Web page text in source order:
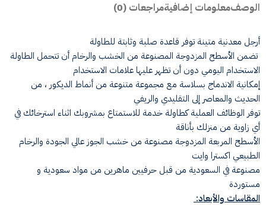
الوصفمعلومات إضافيةمراجعات (0)
أرجل معدنية متينة توفر قاعدة صلبة وثابتة للطاولة
تضمن الأسطح المزدوجة المصنوعة من الخشب والرخام أن تتحمل الطاولة
الاستخدام اليومي دون أن تظهر عليها علامات الاستخدام
إمكانية الاندماج بسلاسة مع مجموعة متنوعة من أنماط الديكور ، من
الحديث والمعاصر إلى التقليدي والريفي
توفر الوظائف العملية كطاولة خدمة للاستمتاع بمشروبك اثناء استرخائك في
أي زاوية من منزلك بأناقة
الأسطح المربعة المزدوجة مصنوعة من خشب الجوز عالي الجودة والرخام
الطبيعي اكسترا وايت
مصنوعة في السعودية من قبل حرفيين ماهرين من مواد سعودية و
مستوردة
المقاسات والأبعاد: